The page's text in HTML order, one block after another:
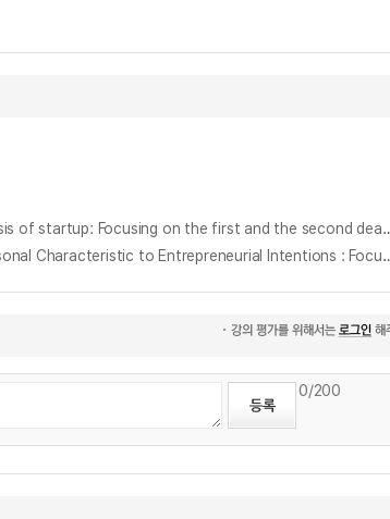
창업 기업의 위기 극복을 통한 지속가능 성장에 관한 연구 : 1차, 2차 데스밸리와 캐즘 현상 중심으
창업환경과 개인특성이 창업실행에 미치는 영향 : 경기상황과 고용안정성 중심으로 = The Effects of
0/200